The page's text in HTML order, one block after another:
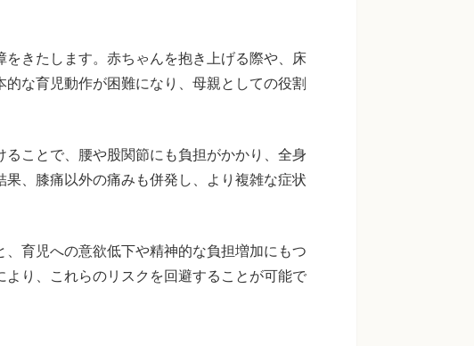
きたします。赤ちゃんを抱き上げる際や、床
な育児動作が困難になり、母親としての役割
ことで、腰や股関節にも負担がかかり、全身
、膝痛以外の痛みも併発し、より複雑な症状
育児への意欲低下や精神的な負担増加にもつ
り、これらのリスクを回避することが可能で